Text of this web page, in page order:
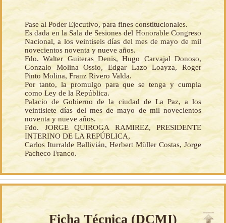
Pase al Poder Ejecutivo, para fines constitucionales.
Es dada en la Sala de Sesiones del Honorable Congreso
Nacional, a los veintiseis días del mes de mayo de mil
novecientos noventa y nueve años.
Fdo. Walter Guiteras Denis, Hugo Carvajal Donoso,
Gonzalo Molina Ossio, Edgar Lazo Loayza, Roger
Pinto Molina, Franz Rivero Valda.
Por tanto, la promulgo para que se tenga y cumpla
como Ley de la República.
Palacio de Gobierno de la ciudad de La Paz, a los
veintisiete días del mes de mayo de mil novecientos
noventa y nueve años.
Fdo. JORGE QUIROGA RAMIREZ, PRESIDENTE
INTERINO DE LA REPÚBLICA,
Carlos Iturralde Ballivián, Herbert Müller Costas, Jorge
Pacheco Franco.
Ficha Técnica (DCMI)